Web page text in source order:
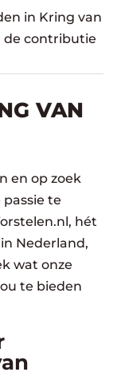
in Kring van
de contributie
VAN
en op zoek
te
hét
Nederland,
wat onze
te bieden